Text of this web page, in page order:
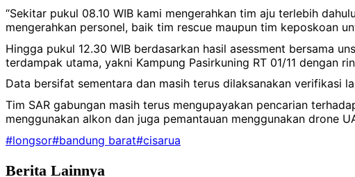
“Sekitar pukul 08.10 WIB kami mengerahkan tim aju terlebih
mengerahkan personel, baik tim rescue maupun tim keposkoan
Hingga pukul 12.30 WIB berdasarkan hasil asessment bersama
terdampak utama, yakni Kampung Pasirkuning RT 01/11 dengan
Data bersifat sementara dan masih terus dilaksanakan verifikasi
Tim SAR gabungan masih terus mengupayakan pencarian
menggunakan alkon dan juga pemantauan menggunakan drone
#longsor#bandung barat#cisarua
Berita Lainnya